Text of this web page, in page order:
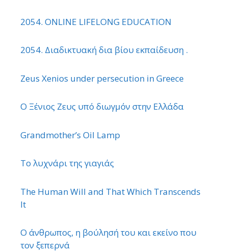
2054. ONLINE LIFELONG EDUCATION
2054. Διαδικτυακή δια βίου εκπαίδευση .
Zeus Xenios under persecution in Greece
Ο Ξένιος Ζευς υπό διωγμόν στην Ελλάδα
Grandmother’s Oil Lamp
Το λυχνάρι της γιαγιάς
The Human Will and That Which Transcends
It
Ο άνθρωπος, η βούλησή του και εκείνο που
τον ξεπερνά